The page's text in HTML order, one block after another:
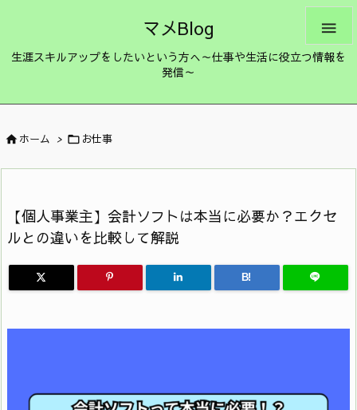
マメBlog
生涯スキルアップをしたいという方へ～仕事や生活に役立つ情報を
発信～

ホーム >  お仕事
【個人事業主】会計ソフトは本当に必要か？エクセ
ルとの違いを比較して解説
B!